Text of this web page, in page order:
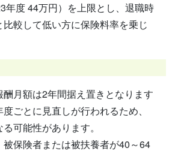
年度 44万円）を上限とし、退職時
較して低い方に保険料率を乗じ
酬月額は2年間据え置きとなります
ごとに見直しが行われるため、
可能性があります。
被保険者または被扶養者が40～64